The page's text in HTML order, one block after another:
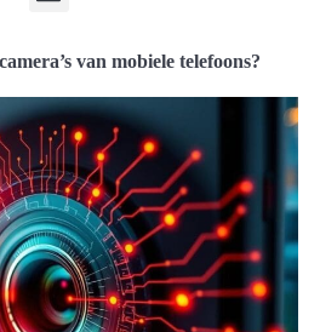
van mobiele telefoons?